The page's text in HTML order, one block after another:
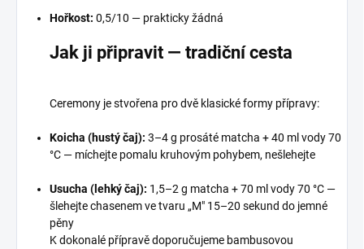
Hořkost: 0,5/10 — prakticky žádná
Jak ji připravit — tradiční cesta
Ceremony je stvořena pro dvě klasické formy přípravy:
Koicha (hustý čaj): 3–4 g prosáté matcha + 40 ml vody 70
°C — míchejte pomalu kruhovým pohybem, nešlehejte
Usucha (lehký čaj): 1,5–2 g matcha + 70 ml vody 70 °C —
šlehejte chasenem ve tvaru „M" 15–20 sekund do jemné
pěny
K dokonalé přípravě doporučujeme bambusovou